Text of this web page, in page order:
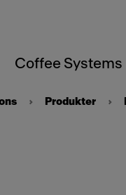
Coffee Systems
Produkter